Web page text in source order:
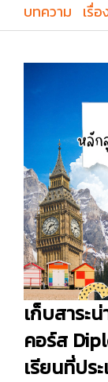
บทความ เรื่
เก็บสาระ
คอร์ส
เรียนที่ปร